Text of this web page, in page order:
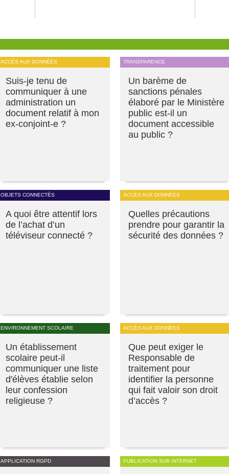
ACCÈS AUX DONNÉES
Suis-je tenu de
communiquer à une
administration un
document relatif à mon
ex-conjoint-e ?
TRANSPARENCE
Un barème de
sanctions pénales
élaboré par le Ministère
public est-il un
document accessible
au public ?
OBJETS CONNECTÉS
A quoi être attentif lors
de l’achat d’un
téléviseur connecté ?
ACCÈS AUX DONNÉES
Quelles précautions
prendre pour garantir la
sécurité des données ?
ENVIRONNEMENT SCOLAIRE
Un établissement
scolaire peut-il
communiquer une liste
d'élèves établie selon
leur confession
religieuse ?
ACCÈS AUX DONNÉES
Que peut exiger le
Responsable de
traitement pour
identifier la personne
qui fait valoir son droit
d’accès ?
APPLICATION RGPD PUBLICATION SUR INTERNET